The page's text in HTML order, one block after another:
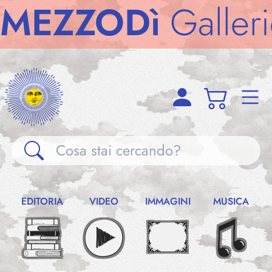
Gallerie
Gallerie
Notizie
EDITORIA VIDEO IMMAGINI MUSICA